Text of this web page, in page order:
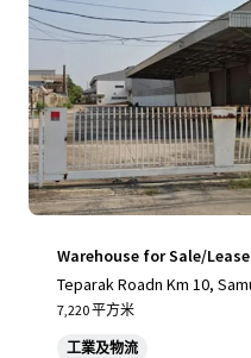
Warehouse for Sale/
Teparak Roadn Km 10,
7,220 平方米
工業及物流